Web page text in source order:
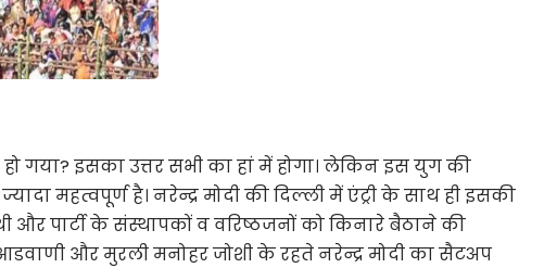
गया? इसका उत्तर सभी का हां में होगा। लेकिन इस युग की
महत्वपूर्ण है। नरेन्द्र मोदी की दिल्ली में एंट्री के साथ ही इसकी
और पार्टी के संस्थापकों व वरिष्ठजनों को किनारे बैठाने की
और मुरली मनोहर जोशी के रहते नरेन्द्र मोदी का सैटअप